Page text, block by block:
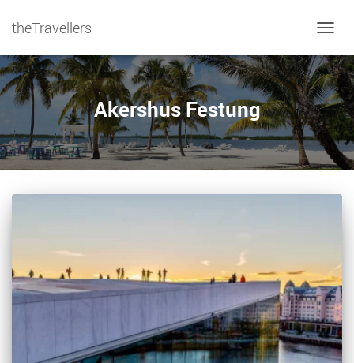
theTravellers
Akershus Festung